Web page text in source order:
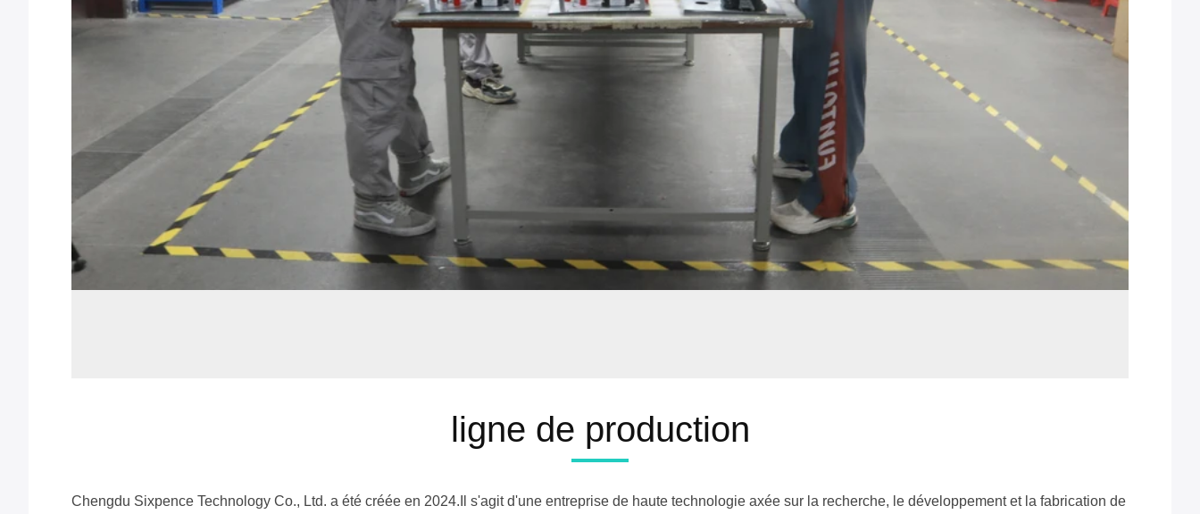
ligne de production
Chengdu Sixpence Technology Co., Ltd. a été créée en 2024.Il s'agit d'une entreprise de haute technologie axée sur la recherche, le développement et la fabrication de